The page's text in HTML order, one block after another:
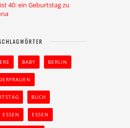
40: ein Geburtstag zu
BABY BERLIN
BUCH
ESSEN ESSEN